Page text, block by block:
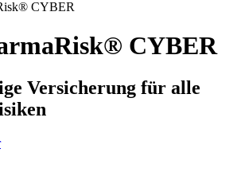
CYBER
Versicherung für alle